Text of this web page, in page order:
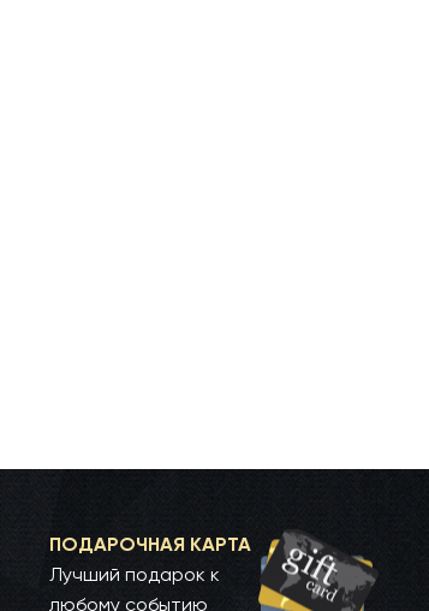
ПОДАРОЧНАЯ КАРТА
Лучший подарок к
любому событию